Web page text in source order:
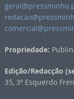
Propriedade:
Edição/Redacção
35, 3º Esquerdo